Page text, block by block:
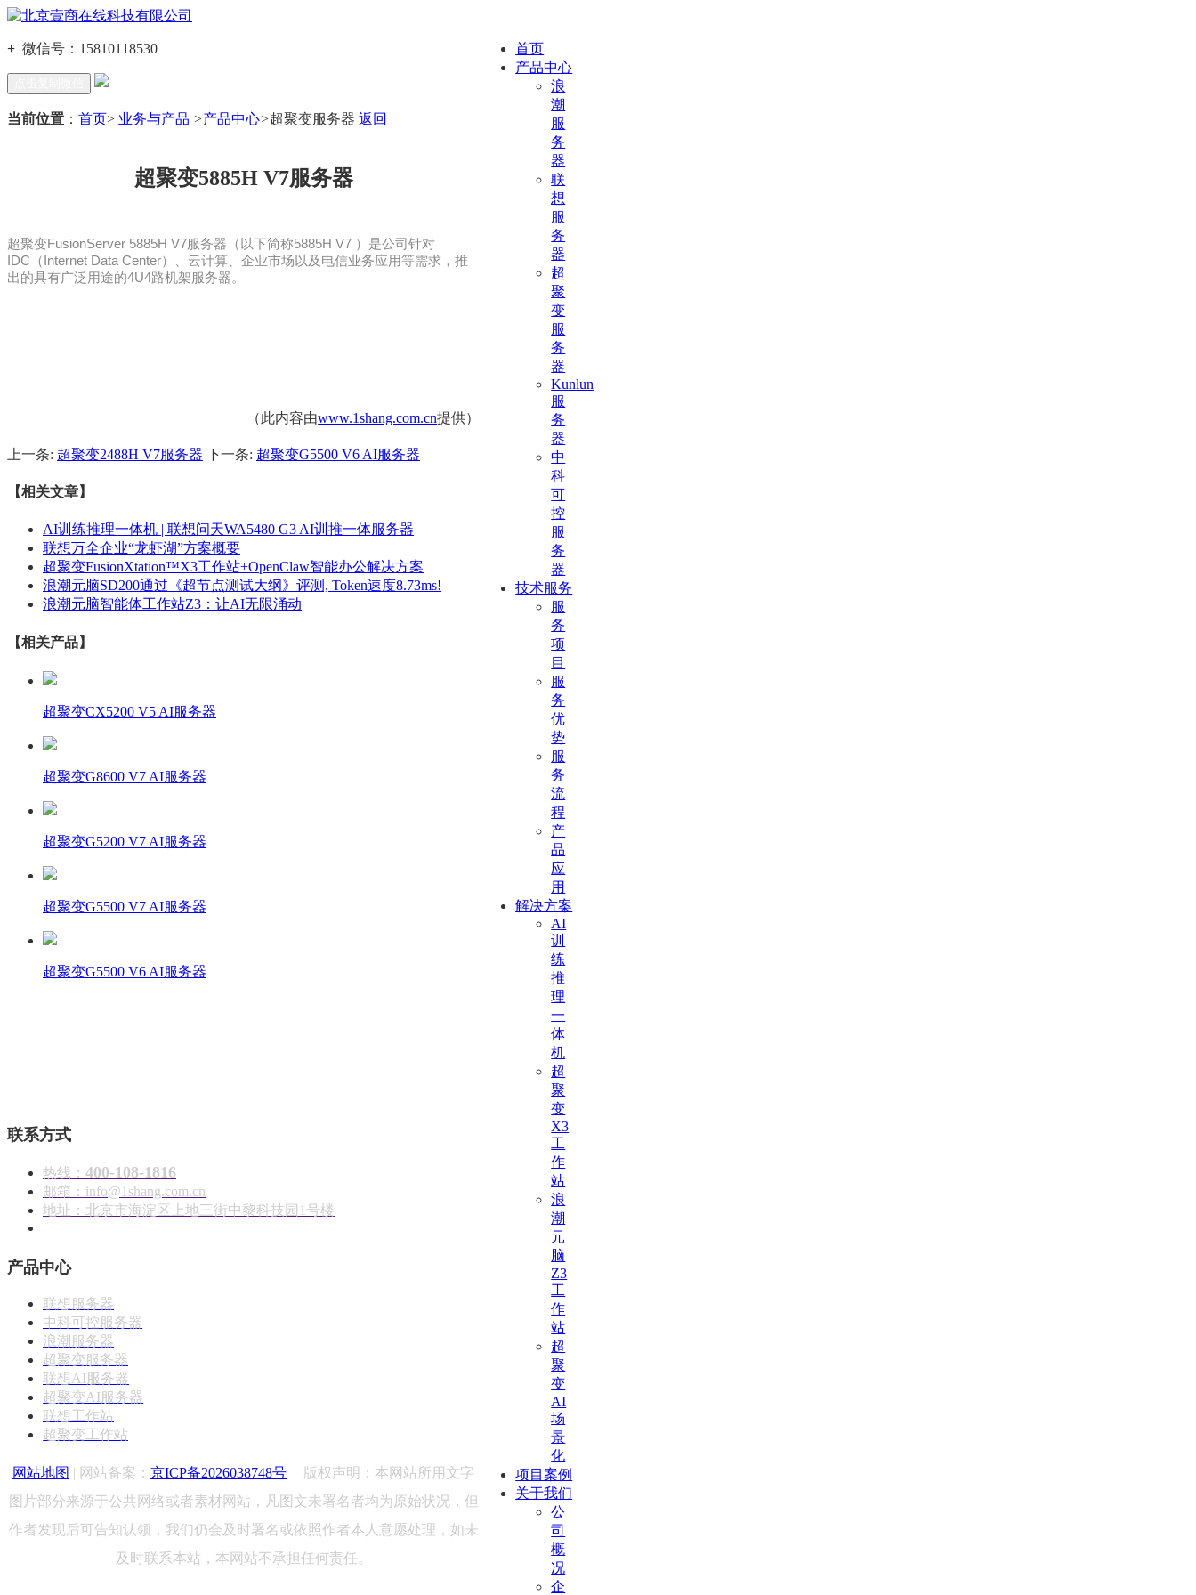
首页
产品中心
浪
潮
服
务
器
联
想
服
务
器
超
聚
变
服
务
器
Kunlun
服
务
器
中
科
可
控
服
务
器
技术服务
服
务
项
目
服
务
优
势
服
务
流
程
产
品
应
用
解决方案
AI
训
练
推
理
一
体
机
超
聚
变
X3
工
作
站
浪
潮
元
脑
Z3
工
作
站
超
聚
变
AI
场
景
化
项目案例
关于我们
公
司
概
况
企
+ 微信号： 15810118530
当前位置 ： 首页> 业务与产品 >产品中心>超聚变服务器 返回
超聚变5885H V7服务器
超聚变FusionServer 5885H V7服务器（以下简称5885H V7 ）是公司针对
IDC（Internet Data Center）、云计算、企业市场以及电信业务应用等需求，推
出的具有广泛用途的4U4路机架服务器。
（此内容由www.1shang.com.cn提供）
上一条: 超聚变2488H V7服务器 下一条: 超聚变G5500 V6 AI服务器
【相关文章】
AI训练推理一体机 | 联想问天WA5480 G3 AI训推一体服务器
联想万全企业“龙虾湖”方案概要
超聚变FusionXtation™X3工作站+OpenClaw智能办公解决方案
浪潮元脑SD200通过《超节点测试大纲》评测, Token速度8.73ms!
浪潮元脑智能体工作站Z3：让AI无限涌动
【相关产品】
超聚变CX5200 V5 AI服务器
超聚变G8600 V7 AI服务器
超聚变G5200 V7 AI服务器
超聚变G5500 V7 AI服务器
超聚变G5500 V6 AI服务器
联系方式
热线： 400-108-1816
邮箱：info@1shang.com.cn
地址：北京市海淀区上地三街中黎科技园1号楼
产品中心
联想服务器
中科可控服务器
浪潮服务器
超聚变服务器
联想AI服务器
超聚变AI服务器
联想工作站
超聚变工作站
网站地图 | 网站备案：京ICP备2026038748号 | 版权声明： 本网站所用文字
图片部分来源于公共网络或者素材网站，凡图文未署名者均为原始状况，但
作者发现后可告知认领，我们仍会及时署名或依照作者本人意愿处理，如未
及时联系本站，本网站不承担任何责任。